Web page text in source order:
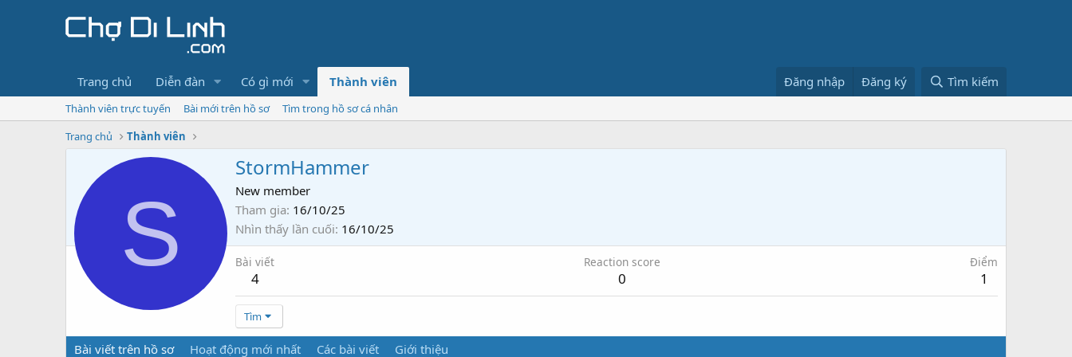
Trang chủ Diễn đàn Có gì mới Thành viên Đăng nhập Đăng ký Tìm kiếm
Thành viên trực tuyến Bài mới trên hồ sơ
Tìm trong hồ sơ cá nhân
Trang chủ
Thành viên
S
StormHammer
New member
Tham gia 16/10/25
Nhìn thấy lần cuối 16/10/25
Bài viết
4
Reaction score
0
Điểm
1
Tìm
Bài viết trên hồ sơ Hoạt động mới nhất Các bài viết Giới thiệu